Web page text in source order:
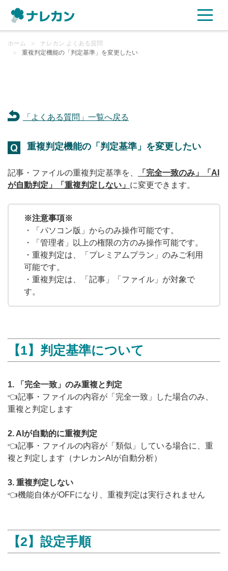
ご利用プラン
よくある質問
資料ダウンロード
無料トライアル
ログイン
ホーム ＞
ナレカン よくある質問
＞
重複判定機能の「判定基準」を変更したい
「よくある質問」一覧へ戻る
重複判定機能の「判定基準」を変更したい
記事・ファイルの重複判定基準を、
「完全一致のみ」「AI
が自動判定」「重複判定しない」 に変更できます。
※注意事項※
・「パソコン版」からのみ操作可能です。
・「管理者」以上の権限の方のみ操作可能です。
・重複判定は、「プレミアムプラン」のみご利用
可能です。
・重複判定は、「記事」「ファイル」が対象で
す。
【1】判定基準について
1. 「完全一致」のみ重複と判定
👈記事・ファイルの内容が「完全一致」した場合のみ、
重複と判定します
2. AIが自動的に重複判定
👈記事・ファイルの内容が「類似」している場合に、重
複と判定します（ナレカンAIが自動分析）
3. 重複判定しない
👈機能自体がOFFになり、重複判定は実行されません
【2】設定手順